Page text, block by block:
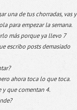
una de tus chorradas, vas y
para empezar la semana.
más porque ya llevo 7
escribo posts demasiado
ahora toca lo que toca.
y que comentan 4.